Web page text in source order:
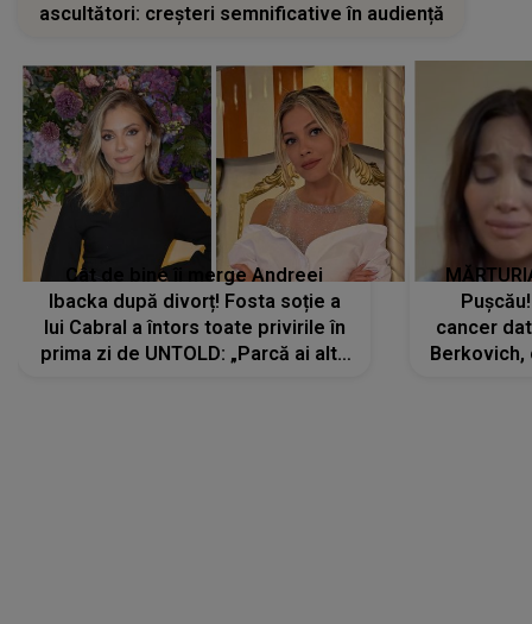
ascultători: creșteri semnificative în audiență
Cât de bine îi merge Andreei
Ibacka după divorț! Fosta soție a
lui Cabral a întors toate privirile în
prima zi de UNTOLD: „Parcă ai altă
cancer
Berkovich,